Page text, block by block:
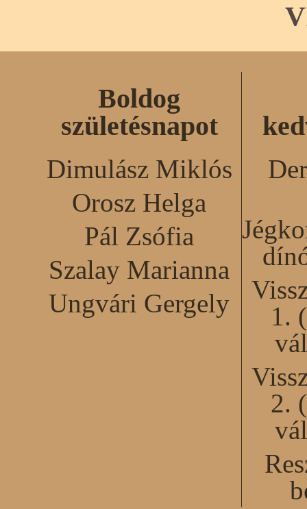
Boldog
születésnapot
Dimulász Miklós
Orosz Helga
Pál Zsófia
Szalay Marianna
Ungvári Gergely
1.
2.